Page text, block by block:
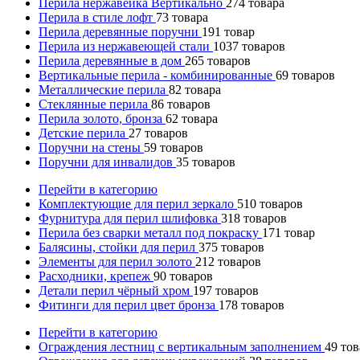
Перила нержавейка Вертикально 274 товара
Перила в стиле лофт 73 товара
Перила деревянные поручни 191 товар
Перила из нержавеющей стали 1037 товаров
Перила деревянные в дом 265 товаров
Вертикальные перила - комбинированные 69 товаров
Металлические перила 82 товара
Стеклянные перила 86 товаров
Перила золото, бронза 62 товара
Детские перила 27 товаров
Поручни на стены 59 товаров
Поручни для инвалидов 35 товаров
Перейти в категорию
Комплектующие для перил зеркало 510 товаров
Фурнитура для перил шлифовка 318 товаров
Перила без сварки металл под покраску 171 товар
Балясины, стойки для перил 375 товаров
Элементы для перил золото 212 товаров
Расходники, крепеж 90 товаров
Детали перил чёрный хром 197 товаров
Фитинги для перил цвет бронза 178 товаров
Перейти в категорию
Ограждения лестниц с вертикальным заполнением 49